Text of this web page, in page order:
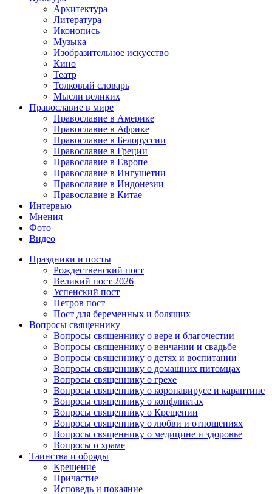
Архитектура
Литература
Иконопись
Музыка
Изобразительное искусство
Кино
Театр
Толковый словарь
Мысли великих
Православие в мире
Православие в Америке
Православие в Африке
Православие в Белоруссии
Православие в Греции
Православие в Европе
Православие в Ингушетии
Православие в Индонезии
Православие в Китае
Интервью
Мнения
Фото
Видео
Праздники и посты
Рождественский пост
Великий пост 2026
Успенский пост
Петров пост
Пост для беременных и болящих
Вопросы священнику
Вопросы священнику о вере и благочестии
Вопросы священнику о венчании и свадьбе
Вопросы священнику о детях и воспитании
Вопросы священнику о домашних питомцах
Вопросы священнику о грехе
Вопросы священнику о коронавирусе и карантине
Вопросы священнику о конфликтах
Вопросы священнику о Крещении
Вопросы священнику о любви и отношениях
Вопросы священнику о медицине и здоровье
Вопросы о храме
Таинства и обряды
Крещение
Причастие
Исповедь и покаяние